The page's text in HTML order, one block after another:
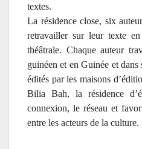
textes.
La résidence close, six
retravailler sur leur texte en
théâtrale. Chaque auteur
guinéen et en Guinée et
édités par les maisons
Bilia Bah, la résidence
connexion, le réseau et
entre les acteurs de la culture.